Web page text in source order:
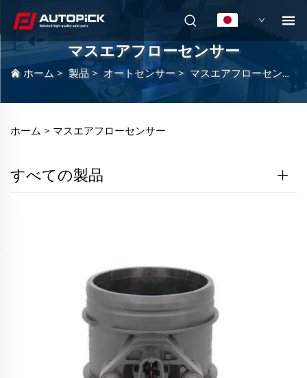
JA
マスエアフローセンサー
ホーム > 製品 > オートセンサー> マスエアフローセンサー
ホーム > マスエアフローセンサー
すべての製品